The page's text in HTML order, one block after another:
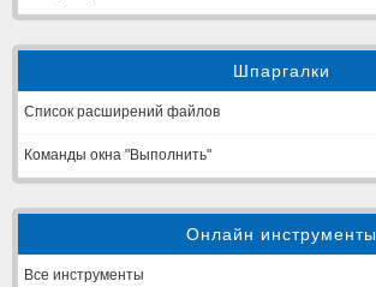
Шпаргалки
Список расширений файлов
Команды окна "Выполнить"
Онлайн инструменты
Все инструменты